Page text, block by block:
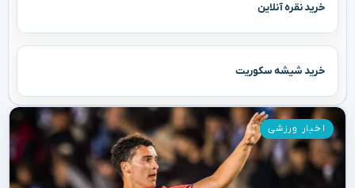
خرید نقره آنلاین
خرید شیشه سکوریت
اخبار ورزشی